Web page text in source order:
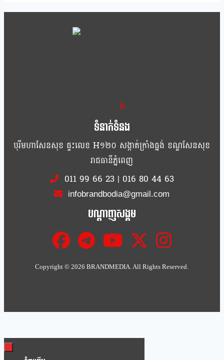
ខ្លឹម ខ្លី រហ័ស
ទំនាក់ទំនង
បុរីមហាសែនសុខ ផ្ទះលេខ H១២០ សង្កាត់ក្រាំងធ្នង់ ខណ្ឌសែនសុខ
រាជធានីភ្នំពេញ
011 99 66 23| 016 80 44 63
infobrandbodia@gmail.com
បណ្ដាញសង្គម
Copyright ©2026 BRANDMEDIA. All Rights Reserved.